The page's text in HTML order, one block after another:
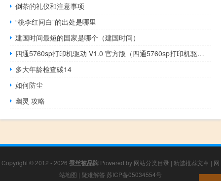
倒茶的礼仪和注意事项
“桃李红间白”的出处是哪里
建国时间最短的国家是哪个（建国时间）
四通5760sp打印机驱动 V1.0 官方版（四通5760sp打印机驱动 V1.0 官方版功能简介）
多大年龄检查碳14
如何防尘
幽灵 攻略
Copyright © 2012 - 2026 蚕丝被品牌 Powered by 网站分类目录 | 精选推荐文章 | 网
站地图 | 疑难解答 苏ICP备05034554号